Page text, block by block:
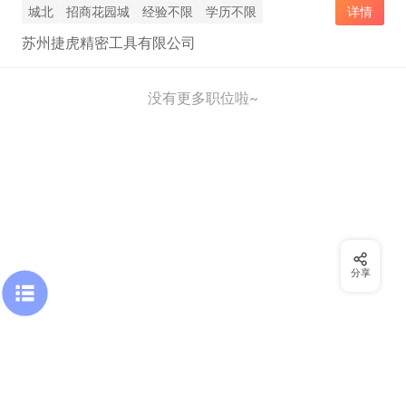
城北 招商花园城 经验不限 学历不限 详情
苏州捷虎精密工具有限公司
没有更多职位啦~
分享